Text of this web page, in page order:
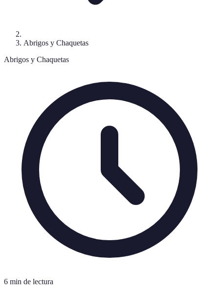
Abrigos y Chaquetas
Abrigos y Chaquetas
6 min de lectura